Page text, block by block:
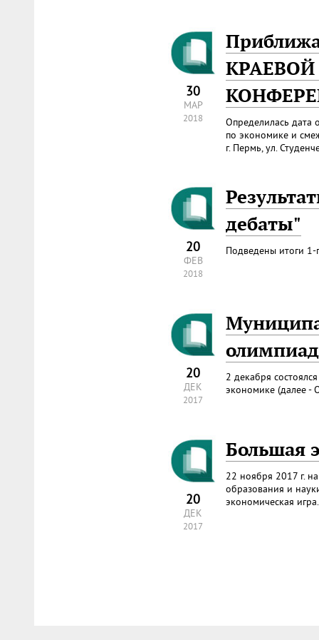
30
МАР
2018
Определилась дата
по экономике и
г. Пермь, ул.
20
ФЕВ
2018
дебаты"
Подведены итоги 1-
20
ДЕК
2017
2 декабря
экономике (далее -
20
ДЕК
2017
Большая
22 ноября 2017 г.
образования и
экономическая игра.